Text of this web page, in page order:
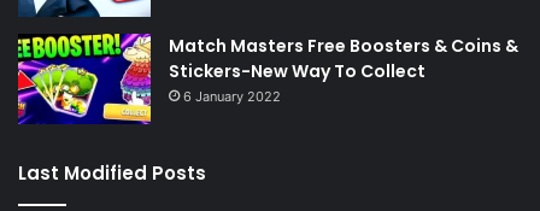
Match Masters Free Boosters & Coins &
Stickers-New Way To Collect
6 January 2022
Last Modified Posts